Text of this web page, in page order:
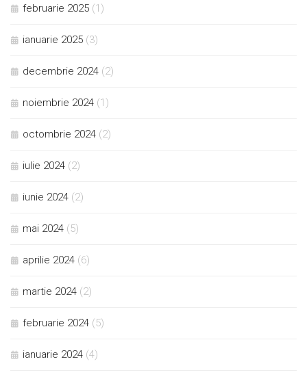
februarie 2025 (1)
ianuarie 2025 (3)
decembrie 2024 (2)
noiembrie 2024 (1)
octombrie 2024 (2)
iulie 2024 (2)
iunie 2024 (2)
mai 2024 (5)
aprilie 2024 (6)
martie 2024 (2)
februarie 2024 (5)
ianuarie 2024 (4)